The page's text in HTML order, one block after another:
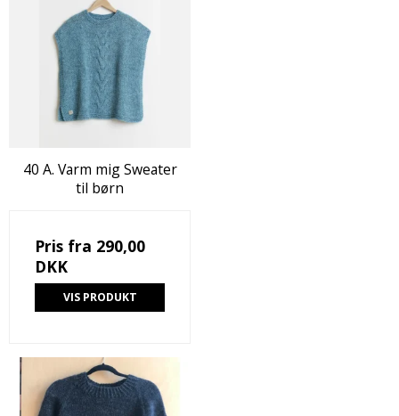
40 A. Varm mig Sweater
til børn
Pris fra 290,00
DKK
VIS PRODUKT